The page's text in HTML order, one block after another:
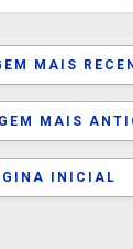
MAIS
MAIS
INICIAL